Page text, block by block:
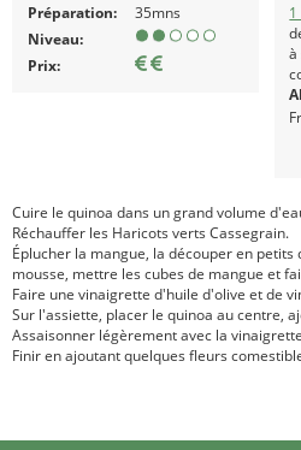
Préparation:
35mns
Niveau:
Prix:
à
Cuire le quinoa dans un grand volume
Réchauffer les Haricots verts Cassegrain.
Éplucher la mangue, la découper en
mousse, mettre les cubes de mangue et
Faire une vinaigrette d'huile d'olive et de
Sur l'assiette, placer le quinoa au centre,
Assaisonner légèrement avec la
Finir en ajoutant quelques fleurs